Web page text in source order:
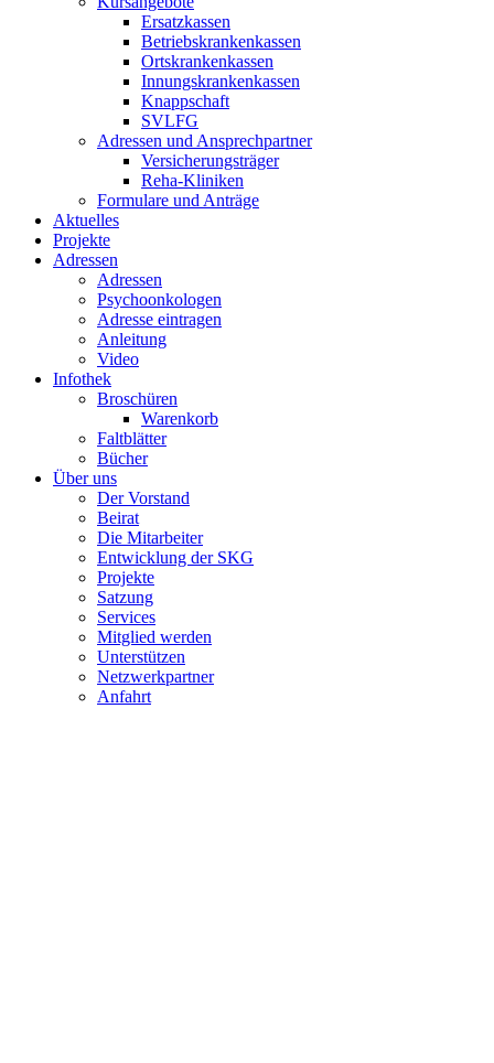
Ersatzkassen
Betriebskrankenkassen
Ortskrankenkassen
Innungskrankenkassen
Knappschaft
SVLFG
Adressen und Ansprechpartner
Versicherungsträger
Reha-Kliniken
Formulare und Anträge
Aktuelles
Projekte
Adressen
Adressen
Psychoonkologen
Adresse eintragen
Anleitung
Video
Infothek
Broschüren
Warenkorb
Faltblätter
Bücher
Über uns
Der Vorstand
Beirat
Die Mitarbeiter
Entwicklung der SKG
Projekte
Satzung
Services
Mitglied werden
Unterstützen
Netzwerkpartner
Anfahrt